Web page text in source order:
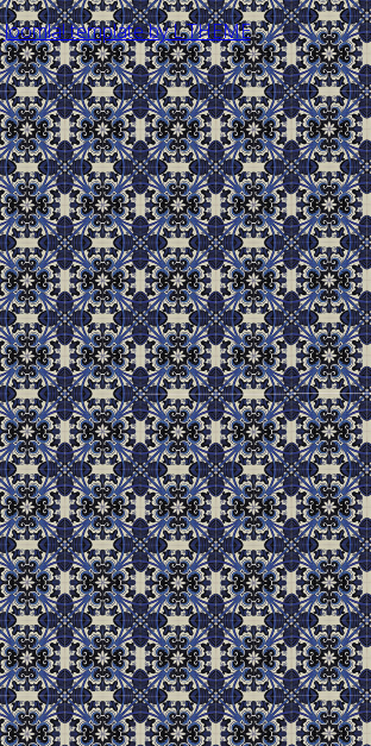
template by L.THEME